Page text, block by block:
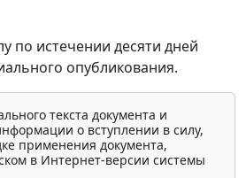
по истечении десяти дней
опубликования.
текста документа и
о вступлении в силу,
применения документа,
в Интернет-версии системы